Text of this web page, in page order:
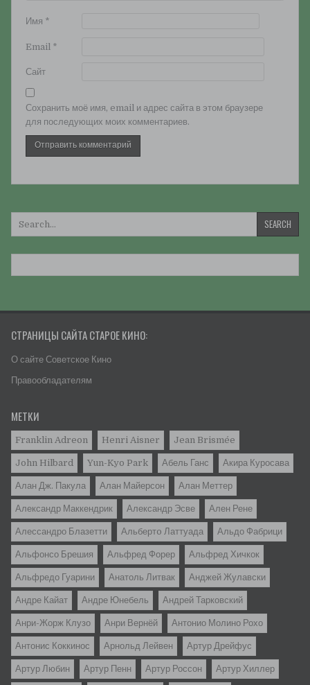
Имя *
Email *
Сайт
Сохранить моё имя, email и адрес сайта в этом браузере
для последующих моих комментариев.
СТРАНИЦЫ САЙТА СТАРОЕ КИНО:
О сайте Советское Кино
Правообладателям
МЕТКИ
Franklin Adreon Henri Aisner Jean Brismée
John Hilbard Yun-Kyo Park Абель Ганс Акира Куросава
Алан Дж. Пакула Алан Майерсон Алан Меттер
Александр Маккендрик Александр Эсве Ален Рене
Алессандро Блазетти Альбертo Латтуада Альдо Фабрици
Альфонсо Брешия Альфред Форер Альфред Хичкок
Альфредо Гуарини Анатоль Литвак Анджей Жулавски
Андре Кайат Андре Юнебель Андрей Тарковский
Анри-Жорж Клузо Анри Вернёй Антонио Молино Рохо
Антонис Коккинос Арнольд Лейвен Артур Дрейфус
Артур Любин Артур Пенн Артур Россон Артур Хиллер